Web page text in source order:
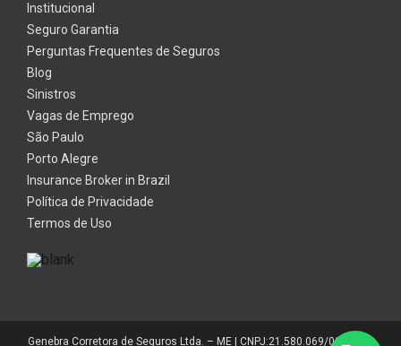
Institucional
Seguro Garantia
Perguntas Frequentes de Seguros
Blog
Sinistros
Vagas de Emprego
São Paulo
Porto Alegre
Insurance Broker in Brazil
Política de Privacidade
Termos de Uso
Genebra Corretora de Seguros Ltda. – ME | CNPJ:21.580.069/0001-01 |